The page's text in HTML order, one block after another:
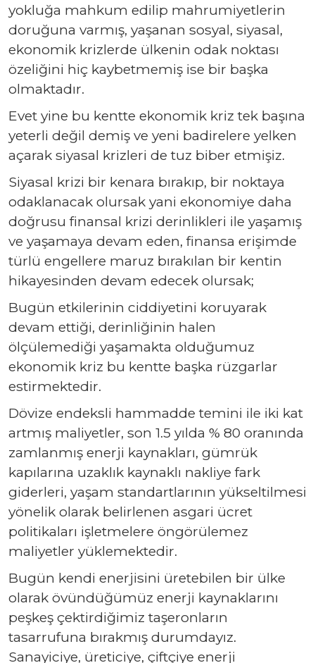
yokluğa mahkum edilip mahrumiyetlerin
doruğuna varmış, yaşanan sosyal, siyasal,
ekonomik krizlerde ülkenin odak noktası
özeliğini hiç kaybetmemiş ise bir başka
olmaktadır.
Evet yine bu kentte ekonomik kriz tek başına
yeterli değil demiş ve yeni badirelere yelken
açarak siyasal krizleri de tuz biber etmişiz.
Siyasal krizi bir kenara bırakıp, bir noktaya
odaklanacak olursak yani ekonomiye daha
doğrusu finansal krizi derinlikleri ile yaşamış
ve yaşamaya devam eden, finansa erişimde
türlü engellere maruz bırakılan bir kentin
hikayesinden devam edecek olursak;
Bugün etkilerinin ciddiyetini koruyarak
devam ettiği, derinliğinin halen
ölçülemediği yaşamakta olduğumuz
ekonomik kriz bu kentte başka rüzgarlar
estirmektedir.
Dövize endeksli hammadde temini ile iki kat
artmış maliyetler, son 1.5 yılda % 80 oranında
zamlanmış enerji kaynakları, gümrük
kapılarına uzaklık kaynaklı nakliye fark
giderleri, yaşam standartlarının yükseltilmesi
yönelik olarak belirlenen asgari ücret
politikaları işletmelere öngörülemez
maliyetler yüklemektedir.
Bugün kendi enerjisini üretebilen bir ülke
olarak övündüğümüz enerji kaynaklarını
peşkeş çektirdiğimiz taşeronların
tasarrufuna bırakmış durumdayız.
Sanayiciye, üreticiye, çiftçiye enerji